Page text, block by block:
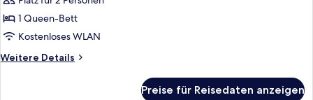
Poolblick
anzeigen
1 Queen-Bett
Kostenloses WLAN
Weitere Details
Weitere
Preise für Reisedaten anzeigen